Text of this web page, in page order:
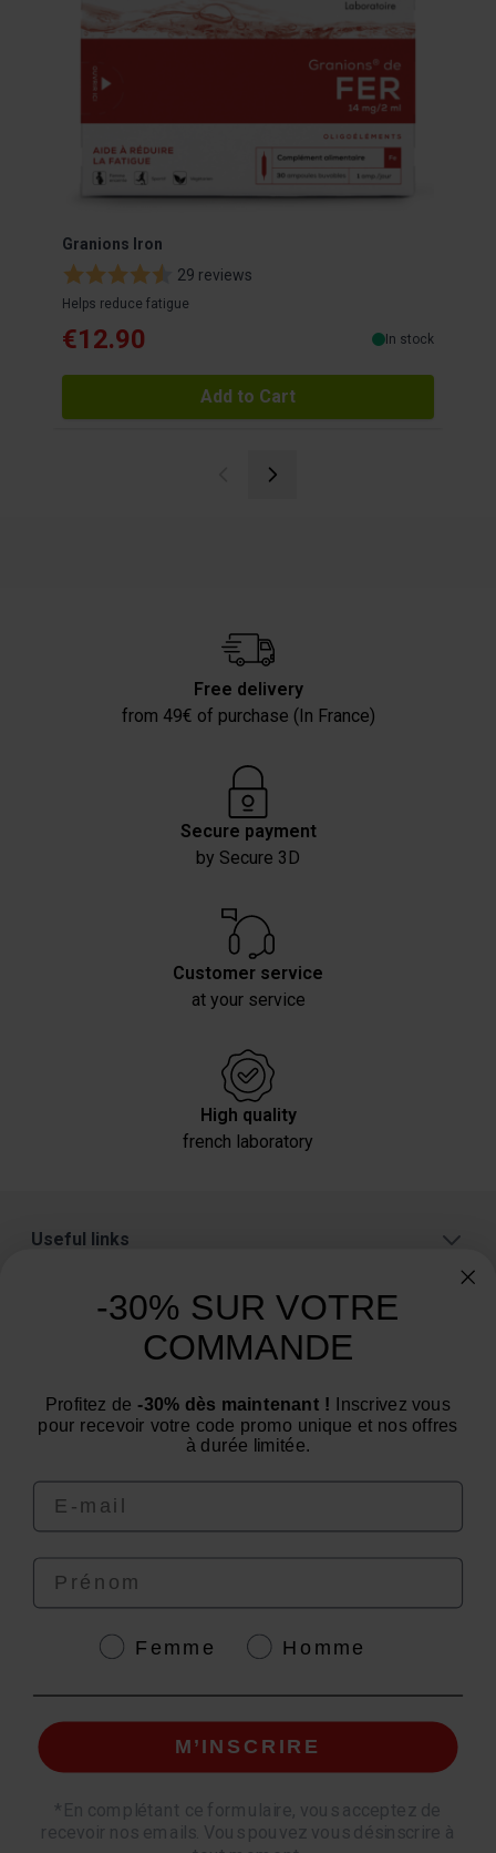
Granions Iron
29 reviews
Helps reduce fatigue
€12.90 In stock
Add to Cart
Free delivery
from 49€ of purchase (In France)
Secure payment
by Secure 3D
Customer service
at your service
High quality
french laboratory
Useful links
We are at your service from Monday to Friday: from 9
am to 12 pm and from 2 pm to 4 pm
4.6/5
© EAFIT 2026 | Secure Payment | *AFNOR NF EN 17444 Standard. See product
sheet.
-30% SUR VOTRE
COMMANDE
Profitez de -30% dès maintenant ! Inscrivez vous
pour recevoir votre code promo unique et nos offres
à durée limitée.
Email
Prénom
GenreFemme Homme
M’INSCRIRE
* En complétant ce formulaire, vous acceptez de
recevoir nos emails. Vous pouvez vous désinscrire à